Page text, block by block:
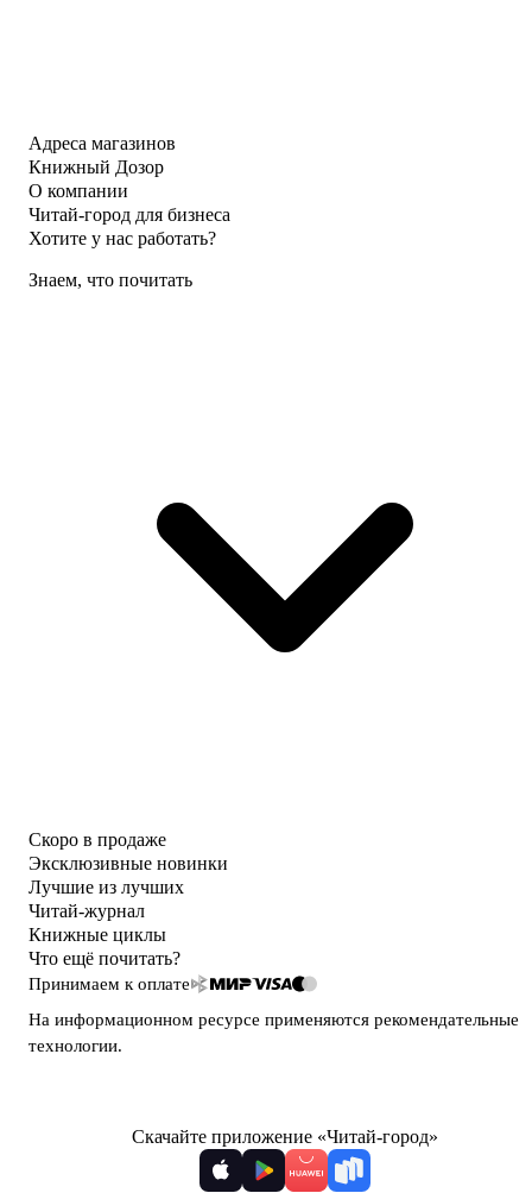
Адреса магазинов
Книжный Дозор
О компании
Читай-город для бизнеса
Хотите у нас работать?
Знаем, что почитать
Скоро в продаже
Эксклюзивные новинки
Лучшие из лучших
Читай-журнал
Книжные циклы
Что ещё почитать?
Принимаем к оплате
На информационном ресурсе применяются рекомендательные
технологии.
Скачайте приложение «Читай-город»